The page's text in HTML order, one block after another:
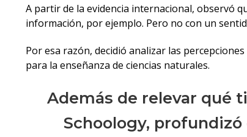
A partir de la evidencia internacional, observó
información, por ejemplo. Pero no con un
Por esa razón, decidió analizar las
para la enseñanza de ciencias naturales.
Además de relevar qué
Schoology,